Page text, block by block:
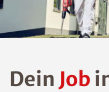
Dein Job